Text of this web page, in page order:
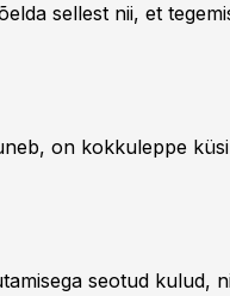
sellest nii, et
on kokkuleppe
seotud kulud,